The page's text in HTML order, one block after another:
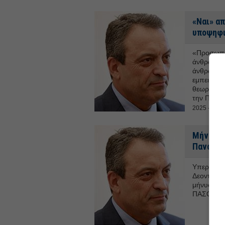
«Ναι»
άνθρωπος
άνθρωπος
εμπειρία,
θεωρώ
την
2025 - 14:24
Μήνυση
μήνυση
ΠΑΣΟΚ